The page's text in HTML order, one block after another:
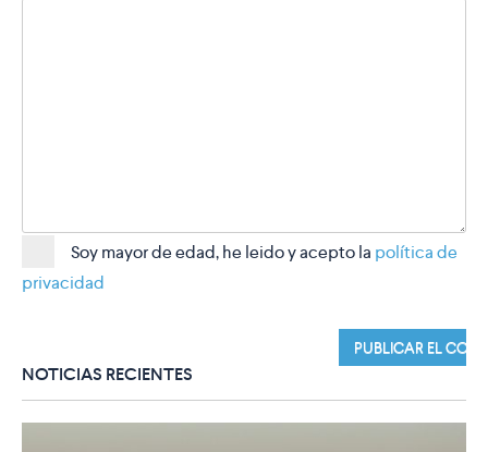
Soy mayor de edad, he leido y acepto la política de
privacidad
NOTICIAS RECIENTES